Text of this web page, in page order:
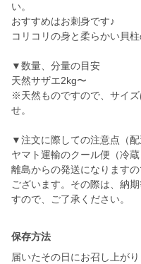
い。
おすすめはお刺身です♪
コリコリの身と柔らかい貝
▼数量、分量の目安
天然サザエ2kg〜
※天然ものですので、サイ
せ。
▼注文に際しての注意点（配
ヤマト運輸のクール便（冷蔵
離島からの発送になります
ございます。その際は、納
すので、ご了承ください。
保存方法
届いたその日にお召し上がり